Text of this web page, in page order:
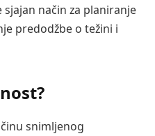
sjajan način za planiranje
predodžbe o težini i
snimljenog